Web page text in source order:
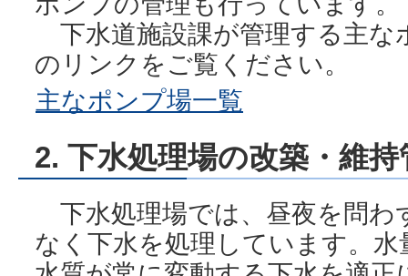
下水道施設課が管理する主な
のリンクをご覧ください。
主なポンプ場一覧
2. 下水処理場の改築・維持
下水処理場では、昼夜を問わ
なく下水を処理しています。水